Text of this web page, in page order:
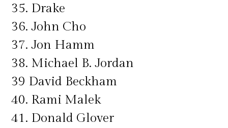
35. Drake
36. John Cho
37. Jon Hamm
38. Michael B. Jordan
39 David Beckham
40. Rami Malek
41. Donald Glover